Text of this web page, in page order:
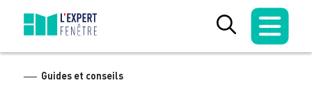
content
Guides et conseils